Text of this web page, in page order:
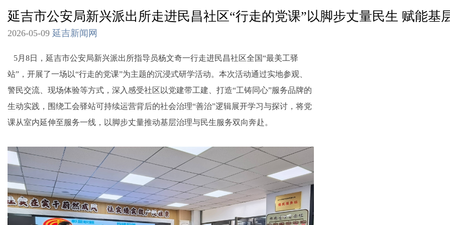
延吉市公安局新兴派出所走进民昌社区“行走的党课”以脚步丈量民生 赋能基
2026-05-09 延吉新闻网
5月8日，延吉市公安局新兴派出所指导员杨文奇一行走进民昌社区全国“最美工驿
站”，开展了一场以“行走的党课”为主题的沉浸式研学活动。本次活动通过实地参观、
警民交流、现场体验等方式，深入感受社区以党建带工建、打造“工铸同心”服务品牌的
生动实践，围绕工会驿站可持续运营背后的社会治理“善治”逻辑展开学习与探讨，将党
课从室内延伸至服务一线，以脚步丈量推动基层治理与民生服务双向奔赴。